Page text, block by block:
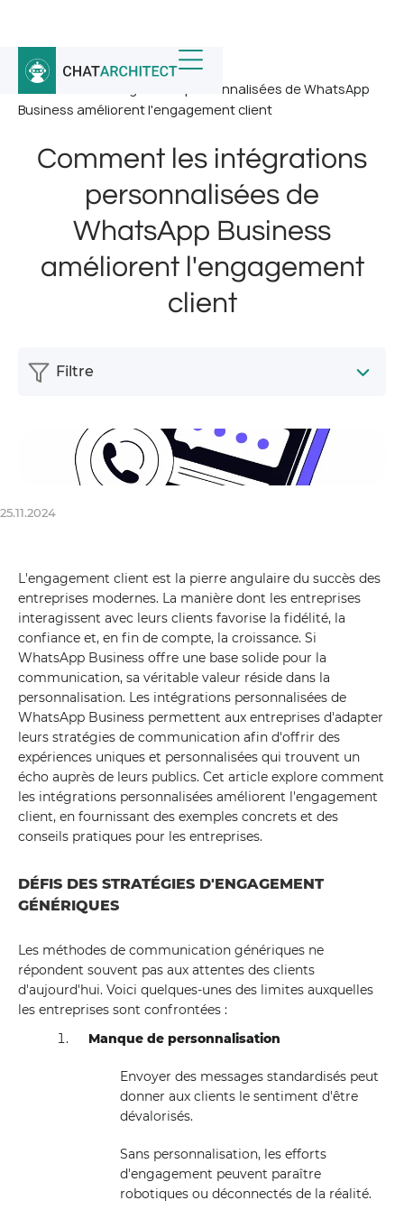
Accueil / Nouvelles /
Comment les intégrations personnalisées de WhatsApp
Business améliorent l'engagement client
Comment les intégrations
personnalisées de
WhatsApp Business
améliorent l'engagement
client
25.11.2024
L'engagement client est la pierre angulaire du succès des
entreprises modernes. La manière dont les entreprises
interagissent avec leurs clients favorise la fidélité, la
confiance et, en fin de compte, la croissance. Si
WhatsApp Business offre une base solide pour la
communication, sa véritable valeur réside dans la
personnalisation. Les intégrations personnalisées de
WhatsApp Business permettent aux entreprises d'adapter
leurs stratégies de communication afin d'offrir des
expériences uniques et personnalisées qui trouvent un
écho auprès de leurs publics. Cet article explore comment
les intégrations personnalisées améliorent l'engagement
client, en fournissant des exemples concrets et des
conseils pratiques pour les entreprises.
DÉFIS DES STRATÉGIES D'ENGAGEMENT
GÉNÉRIQUES
Les méthodes de communication génériques ne
répondent souvent pas aux attentes des clients
d'aujourd'hui. Voici quelques-unes des limites auxquelles
les entreprises sont confrontées :
Manque de personnalisation
Envoyer des messages standardisés peut
donner aux clients le sentiment d'être
dévalorisés.
Sans personnalisation, les efforts
d'engagement peuvent paraître
robotiques ou déconnectés de la réalité.
Filtre